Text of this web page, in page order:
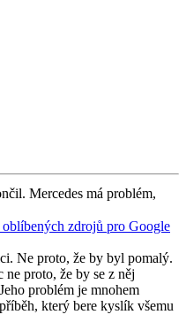
Mercedes má problém,
zdrojů pro Google
Ne proto, že by byl pomalý.
proto, že by se z něj
problém je mnohem
který bere kyslík všemu